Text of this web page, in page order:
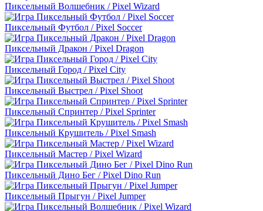
Пиксельный Волшебник / Pixel Wizard
Пиксельный Футбол / Pixel Soccer
Пиксельный Дракон / Pixel Dragon
Пиксельный Город / Pixel City
Пиксельный Выстрел / Pixel Shoot
Пиксельный Спринтер / Pixel Sprinter
Пиксельный Крушитель / Pixel Smash
Пиксельный Мастер / Pixel Wizard
Пиксельный Дино Бег / Pixel Dino Run
Пиксельный Прыгун / Pixel Jumper